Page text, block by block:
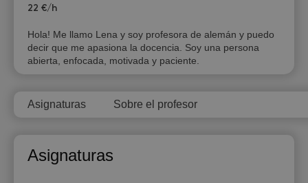
22 €/h
Hola! Me llamo Lena y soy profesora de alemán y puedo
decir que me apasiona la docencia. Soy una persona
abierta, enfocada, motivada y paciente.
Asignaturas Sobre el profesor
Asignaturas